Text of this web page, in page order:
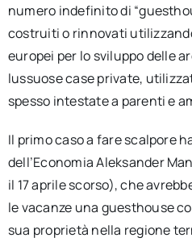
numero indefinito di
costruiti o rinnovati
europei per lo sviluppo delle
lussuose case private,
spesso intestate a parenti e
Il primo caso a fare scalpore
dell’Economia Aleksander
il 17 aprile scorso), che
le vacanze una guesthouse
sua proprietà nella regione